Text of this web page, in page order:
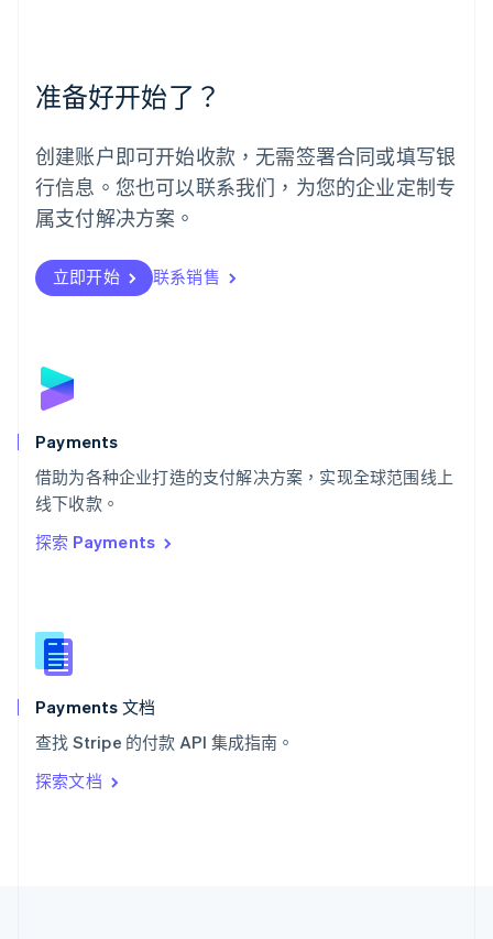
准备好开始了？
创建账户即可开始收款，无需签署合同或填写银
行信息。您也可以联系我们，为您的企业定制专
属支付解决方案。
立即开始 联系销售
Payments
借助为各种企业打造的支付解决方案，实现全球范围线上
线下收款。
探索 Payments
Payments 文档
查找 Stripe 的付款 API 集成指南。
探索文档
挪威
葡萄牙
Português English
日本
日本語English
瑞典
瑞士
DeutschFrançais
English
斯洛文尼亚
泰国
ไทยEnglish
希腊
English
西班牙
新西兰
English
匈牙利
English
ItalianoEnglish
印度
English